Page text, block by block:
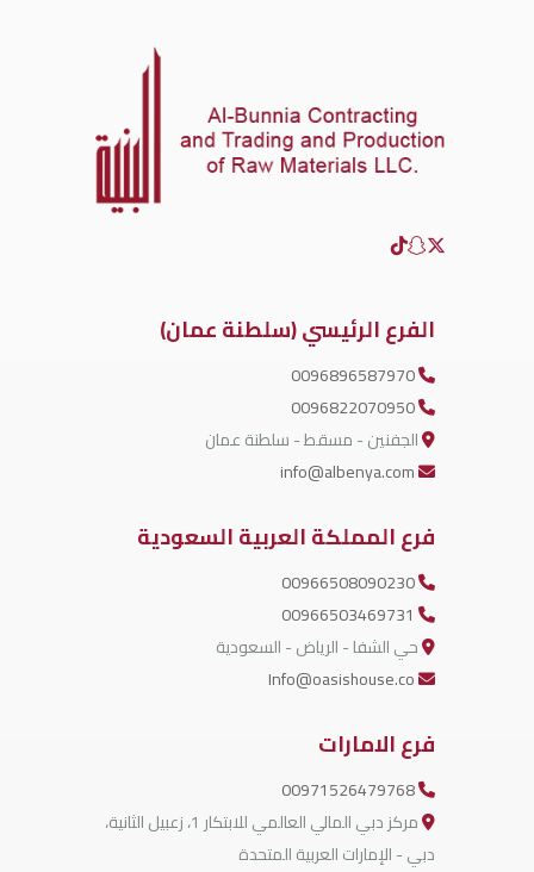
الفرع الرئيسي (سلطنة عمان)
الجفنين - مسقط - سلطنة عمان
فرع المملكة العربية السعودية
حي الشفا - الرياض - السعودية
فرع الامارات
مركز دبي المالي العالمي للابتكار 1، زعبيل الثانية،
دبي - الإمارات العربية المتحدة